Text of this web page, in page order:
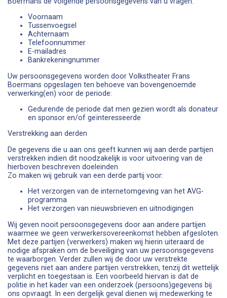
Voornaam
Tussenvoegsel
Achternaam
Telefoonnummer
E-mailadres
Bankrekeningnummer
Uw persoonsgegevens worden door Volkstheater Frans
Boermans opgeslagen ten behoeve van bovengenoemde
verwerking(en) voor de periode:
Gedurende de periode dat men gezien wordt als donateur
en sponsor en/of geïnteresseerde
Verstrekking aan derden
De gegevens die u aan ons geeft kunnen wij aan derde partijen
verstrekken indien dit noodzakelijk is voor uitvoering van de
hierboven beschreven doeleinden.
Zo maken wij gebruik van een derde partij voor:
Het verzorgen van de internetomgeving van het AVG-
programma
Het verzorgen van nieuwsbrieven en uitnodigingen
Wij geven nooit persoonsgegevens door aan andere partijen
waarmee we geen verwerkersovereenkomst hebben afgesloten.
Met deze partijen (verwerkers) maken wij hierin uiteraard de
nodige afspraken om de beveiliging van uw persoonsgegevens
te waarborgen. Verder zullen wij de door uw verstrekte
gegevens niet aan andere partijen verstrekken, tenzij dit wettelijk
verplicht en toegestaan is. Een voorbeeld hiervan is dat de
politie in het kader van een onderzoek (persoons)gegevens bij
ons opvraagt. In een dergelijk geval dienen wij medewerking te